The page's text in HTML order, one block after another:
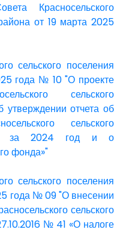
Красносельского
от 19 марта 2025
сельского поселения
года № 10 "О проекте
сельского
утверждении отчета об
сельского
за 2024 год и о
фонда»"
сельского поселения
года № 09 "О внесении
сельского
№ 41 «О налоге